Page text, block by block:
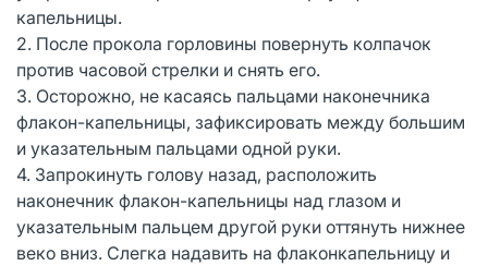
капельницы.
2. После прокола горловины повернуть колпачок
против часовой стрелки и снять его.
3. Осторожно, не касаясь пальцами наконечника
флакон-капельницы, зафиксировать между большим
и указательным пальцами одной руки.
4. Запрокинуть голову назад, расположить
наконечник флакон-капельницы над глазом и
указательным пальцем другой руки оттянуть нижнее
веко вниз. Слегка надавить на флаконкапельницу и